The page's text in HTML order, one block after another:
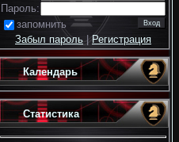
Пароль:
запомнить
Забыл пароль|Регистрация
Календарь
Статистика